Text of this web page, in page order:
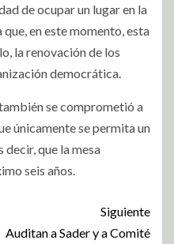
de ocupar un lugar en la
en este momento, esta
la renovación de los
democrática.
se comprometió a
únicamente se permita un
decir, que la mesa
seis años.
Siguiente
Auditan a Sader y a Comité